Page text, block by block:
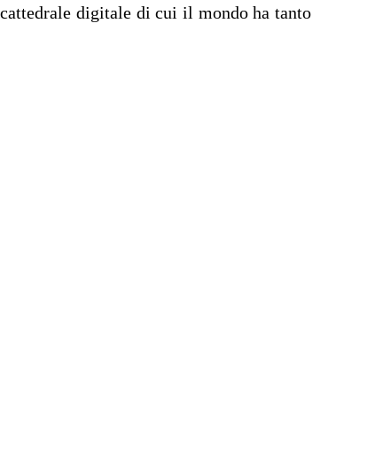
digitale di cui il mondo ha tanto